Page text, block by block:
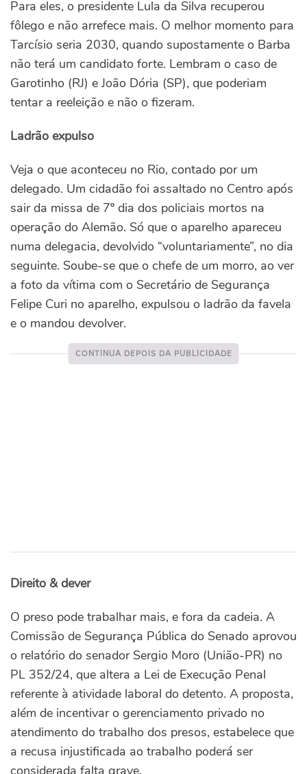
Para eles, o presidente Lula da Silva recuperou
fôlego e não arrefece mais. O melhor momento para
Tarcísio seria 2030, quando supostamente o Barba
não terá um candidato forte. Lembram o caso de
Garotinho (RJ) e João Dória (SP), que poderiam
tentar a reeleição e não o fizeram.
Ladrão expulso
Veja o que aconteceu no Rio, contado por um
delegado. Um cidadão foi assaltado no Centro após
sair da missa de 7º dia dos policiais mortos na
operação do Alemão. Só que o aparelho apareceu
numa delegacia, devolvido “voluntariamente”, no dia
seguinte. Soube-se que o chefe de um morro, ao ver
a foto da vítima com o Secretário de Segurança
Felipe Curi no aparelho, expulsou o ladrão da favela
e o mandou devolver.
Direito & dever
O preso pode trabalhar mais, e fora da cadeia. A
Comissão de Segurança Pública do Senado aprovou
o relatório do senador Sergio Moro (União-PR) no
PL 352/24, que altera a Lei de Execução Penal
referente à atividade laboral do detento. A proposta,
além de incentivar o gerenciamento privado no
atendimento do trabalho dos presos, estabelece que
a recusa injustificada ao trabalho poderá ser
considerada falta grave.